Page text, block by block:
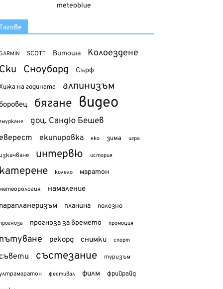
meteoblue
SCOTT Витоша Колоездене
Сноуборд Сърф
на годината алпинизъм
бягане видео
доц. Сандю Бешев
екипировка еко зима игра
интервю история
колело маратон
намаление
планина полезно
прогноза за времето промоция
рекорд снимки спорт
състезание туризъм
фестивал филм фрийрайд